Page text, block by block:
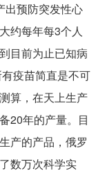
出预防突发性心
约每年每3个人
目前为止已知病
疫苗简直是不可
算，在天上生产
20年的产量。目
产的产品，俄罗
数万次科学实